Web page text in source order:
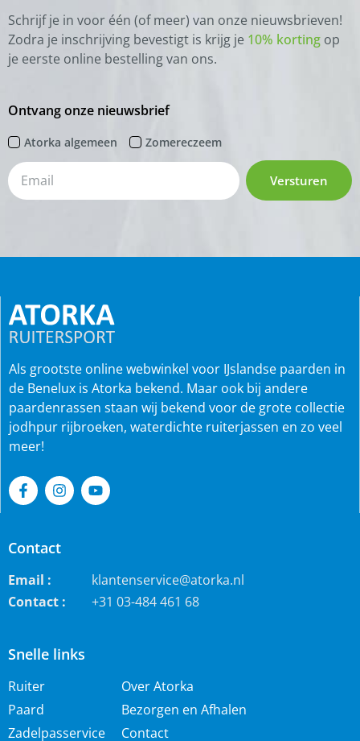
Schrijf je in voor één (of meer) van onze nieuwsbrieven!
Zodra je inschrijving bevestigt is krijg je 10% korting op
je eerste online bestelling van ons.
Ontvang onze nieuwsbrief
Atorka algemeen Zomereczeem
Versturen
Snelle links
Ruiter
Paard
Zadelpasservice
Over Atorka
Bezorgen en Afhalen
Contact
Als grootste online webwinkel voor IJslandse paarden in
de Benelux is Atorka bekend. Maar ook bij andere
paardenrassen staan wij bekend voor de grote collectie
jodhpur rijbroeken, waterdichte ruiterjassen en zo veel
meer!
Contact
Email :
klantenservice@atorka.nl
Contact :
+31 03-484 461 68